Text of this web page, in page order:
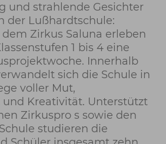
und strahlende Gesichter
der Lußhardtschule:
Zirkus Saluna erleben
1 bis 4 eine
Innerhalb
sich die Schule in
voller Mut,
Kreativität. Unterstützt
Zirkuspro s sowie den
studieren die